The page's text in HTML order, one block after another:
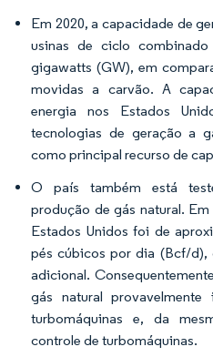
Em 2020, a capacidade de
usinas de ciclo
gigawatts (GW), em
movidas a carvão. A
energia nos Estados
tecnologias de geração a
como principal recurso de
O país também está
produção de gás natural.
Estados Unidos foi de
pés cúbicos por dia (Bcf/d),
adicional.
gás natural
turbomáquinas e, da
controle de turbomáquinas.